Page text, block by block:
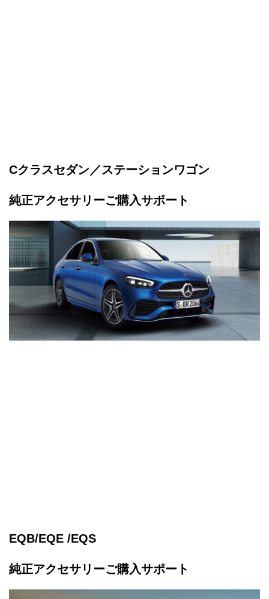
Cクラスセダン／ステーションワゴン
純正アクセサリーご購入サポート
EQB/EQE /EQS
純正アクセサリーご購入サポート